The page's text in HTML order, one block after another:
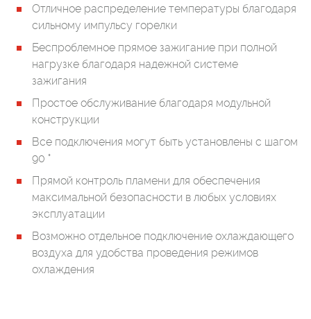
Отличное распределение температуры благодаря
сильному импульсу горелки
Беспроблемное прямое зажигание при полной
нагрузке благодаря надежной системе
зажигания
Простое обслуживание благодаря модульной
конструкции
Все подключения могут быть установлены с шагом
90 °
Прямой контроль пламени для обеспечения
максимальной безопасности в любых условиях
эксплуатации
Возможно отдельное подключение охлаждающего
воздуха для удобства проведения режимов
охлаждения